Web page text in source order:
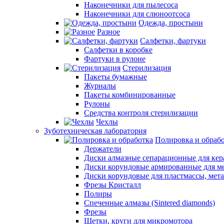
Наконечники для пылесоса
Наконечники для слюноотсоса
Одежда, простыни
Разное
Салфетки, фартуки
Салфетки в коробке
Фартуки в рулоне
Стерилизация
Пакеты бумажные
Журналы
Пакеты комбинированные
Рулоны
Средства контроля стерилизации
Чехлы
Зуботехническая лаборатория
Полировка и
Держатели
Диски алмазные сепарационные для
Диски корундовые армированные для
Диски корундовые для пластмассы,
Фрезы Кристалл
Полиры
Спеченные алмазы (Sintered diamonds)
Фрезы
Щетки, круги для микромотора